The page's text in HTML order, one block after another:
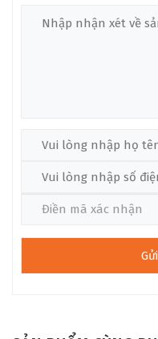
cần đàn bảng 50 mm
mái.